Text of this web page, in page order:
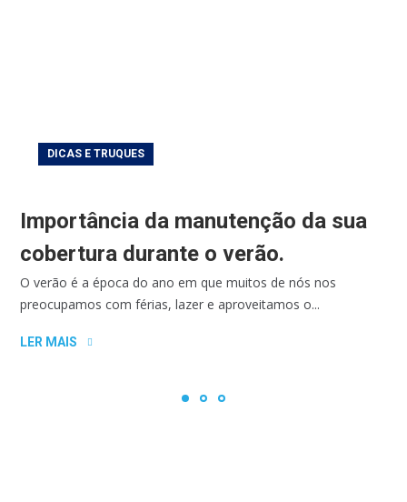
DICAS E TRUQUES
Importância da manutenção da sua
cobertura durante o verão.
O verão é a época do ano em que muitos de nós nos
preocupamos com férias, lazer e aproveitamos o...
LER MAIS